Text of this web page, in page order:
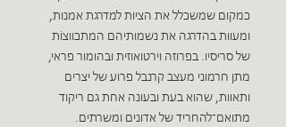
כמקום שמשכלל את הציות למדרגת אמנות,
ומעוות בהדרגה את נשמותיהם המתכווצוֹת
של סריסיו. בפרוזה וירטואוזית ובהומור פראי,
מתן חרמוני מעצב קרנבל פרוע של יצרים
ותאוות, שהוא בעת ובעונה אחת גם ריקוד
מתואם־להחריד של אדונים ומשרתים.